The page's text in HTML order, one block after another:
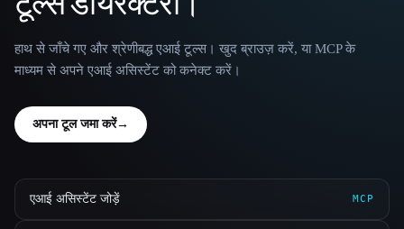
हाथ से जाँचे गए और श्रेणीबद्ध एआई टूल्स। खुद ब्राउज़ करें, या MCP के
माध्यम से अपने एआई असिस्टेंट को कनेक्ट करें।
अपना टूल जमा करें→
एआई असिस्टेंट जोड़ें MCP